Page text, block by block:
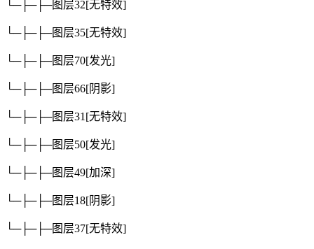
└─├─├─图层32[无特效]
└─├─├─图层35[无特效]
└─├─├─图层70[发光]
└─├─├─图层66[阴影]
└─├─├─图层31 [无特效]
└─├─├─图层50[发光]
└─├─├─图层49[加深]
└─├─├─图层18[阴影]
└─├─├─图层37[无特效]